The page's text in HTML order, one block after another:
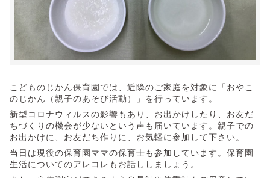
こどものじかん保育園では、近隣のご家庭を対象に「おやこ
のじかん（親子のあそび活動）」を行っています。
新型コロナウィルスの影響もあり、お出かけしたり、お友だ
ちづくりの機会が少ないという声も届いています。親子での
お出かけに、お友だち作りに、お気軽に参加して下さい。
当日は現役の保育園ママの保育士も参加しています。保育園
生活についてのアレコレもお話ししましょう。